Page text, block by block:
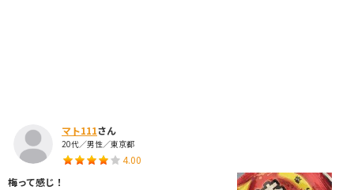
マト111さん
20代／男性／東京都
4.00
梅って感じ！